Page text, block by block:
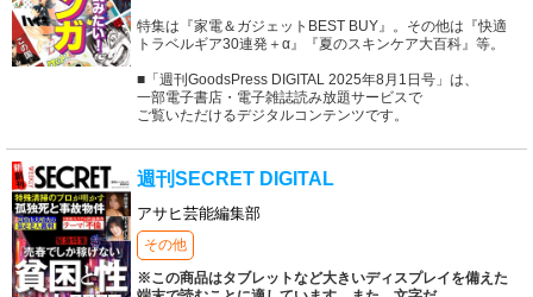
特集は『家電＆ガジェットBEST BUY』。その他は『快適
トラベルギア30連発＋α』『夏のスキンケア大百科』等。
■「週刊GoodsPress DIGITAL 2025年8月1日号」は、
一部電子書店・電子雑誌読み放題サービスで
ご覧いただけるデジタルコンテンツです。
週刊SECRET DIGITAL
アサヒ芸能編集部
その他
※この商品はタブレットなど大きいディスプレイを備えた